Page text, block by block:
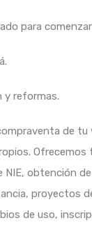
para
y reformas.
de
obtención
proyectos
de uso,